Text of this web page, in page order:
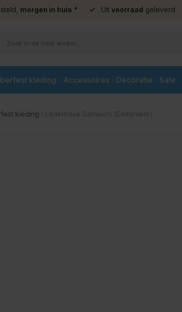
morgen in huis * Uit voorraad geleverd
kleding Accessoires Decoratie Sale
kleding Lederhose Garmisch (Geitenleer)